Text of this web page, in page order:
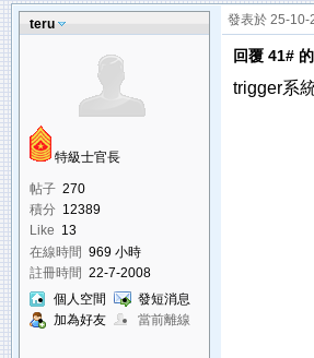
teru
特級士官長
帖子 270
積分 12389
Like 13
在線時間 969 小時
註冊時間 22-7-2008
個人空間
發短消息
加為好友
當前離線
發表於 25-10-
回覆 41#
trigger系